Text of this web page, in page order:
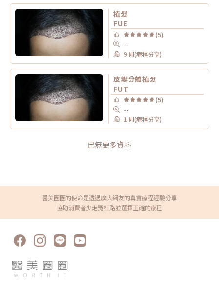
植髮
FUE
(5)
--
9 則(療程分享)
皮瓣分離植髮
FUT
(5)
--
1 則(療程分享)
已無更多資料
醫美圈圈的使命是透過廣大網友的真實療程經驗分享
協助消費者少走冤枉路並選擇正確的療程